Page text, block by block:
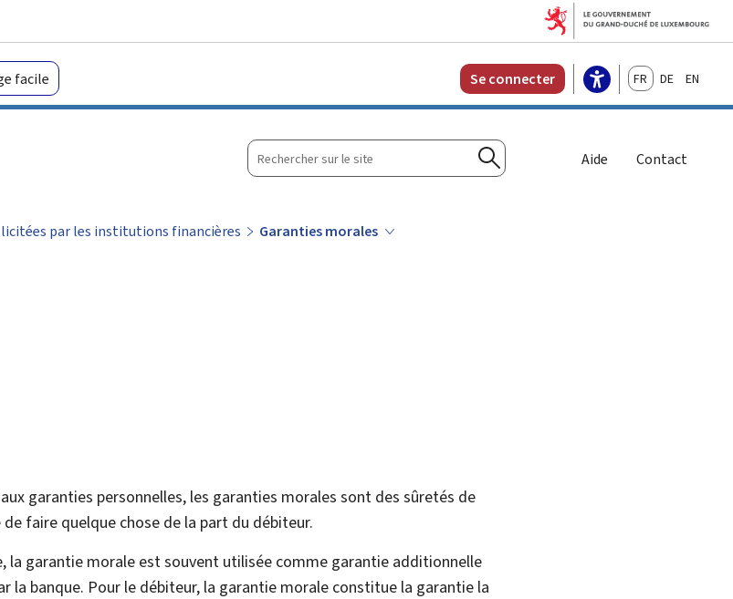
facile Se connecter FrançaisDeutschEnglish
Rechercher
sur
site
Rechercher
Aide Contact
par les institutions financières
Garanties morales
garanties personnelles, les garanties morales sont des sûretés de
faire quelque chose de la part du débiteur.
la garantie morale est souvent utilisée comme garantie additionnelle
la banque. Pour le débiteur, la garantie morale constitue la garantie la